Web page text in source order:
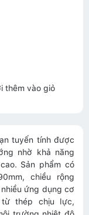
thêm vào giỏ
tuyến tính được
nhờ khả năng
Sản phẩm có
chiều rộng
ứng dụng cơ
thép chịu lực,